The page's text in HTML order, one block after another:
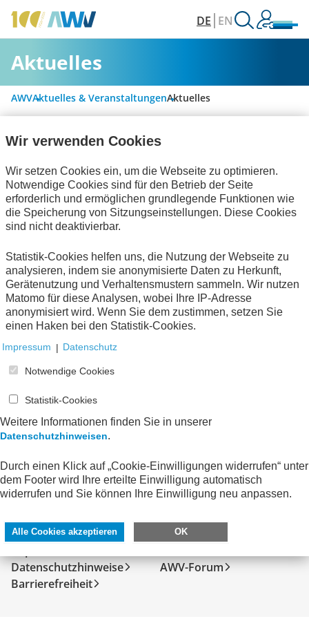
DE EN
Aktuelles
AWVAktuelles & VeranstaltungenAktuelles
Personalwirtschaft
Informationswirtschaft
Bescheinigungen
Technische Standards
Keine Nachrichten verfügbar.
SERVICE
Kontakt
Datenschutzhinweise
Barrierefreiheit
DIREKT ZU
FeRD
AWV-Forum
Wir verwenden Cookies
Wir setzen Cookies ein, um die Webseite zu optimieren.
Notwendige Cookies sind für den Betrieb der Seite
erforderlich und ermöglichen grundlegende Funktionen wie
die Speicherung von Sitzungseinstellungen. Diese Cookies
sind nicht deaktivierbar.
Statistik-Cookies helfen uns, die Nutzung der Webseite zu
analysieren, indem sie anonymisierte Daten zu Herkunft,
Gerätenutzung und Verhaltensmustern sammeln. Wir nutzen
Matomo für diese Analysen, wobei Ihre IP-Adresse
anonymisiert wird. Wenn Sie dem zustimmen, setzen Sie
einen Haken bei den Statistik-Cookies.
Impressum | Datenschutz
Notwendige Cookies
Statistik-Cookies
Weitere Informationen finden Sie in unserer
Datenschutzhinweisen.
Durch einen Klick auf „Cookie-Einwilligungen widerrufen“ unter
dem Footer wird Ihre erteilte Einwilligung automatisch
widerrufen und Sie können Ihre Einwilligung neu anpassen.
Alle Cookies akzeptieren OK